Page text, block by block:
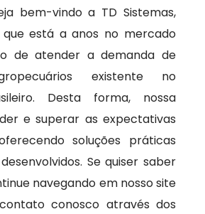
bem-vindo a TD Sistemas,
está a anos no mercado
de atender a demanda de
existente no
Desta forma, nossa
e superar as expectativas
soluções práticas
Se quiser saber
navegando em nosso site
conosco através dos